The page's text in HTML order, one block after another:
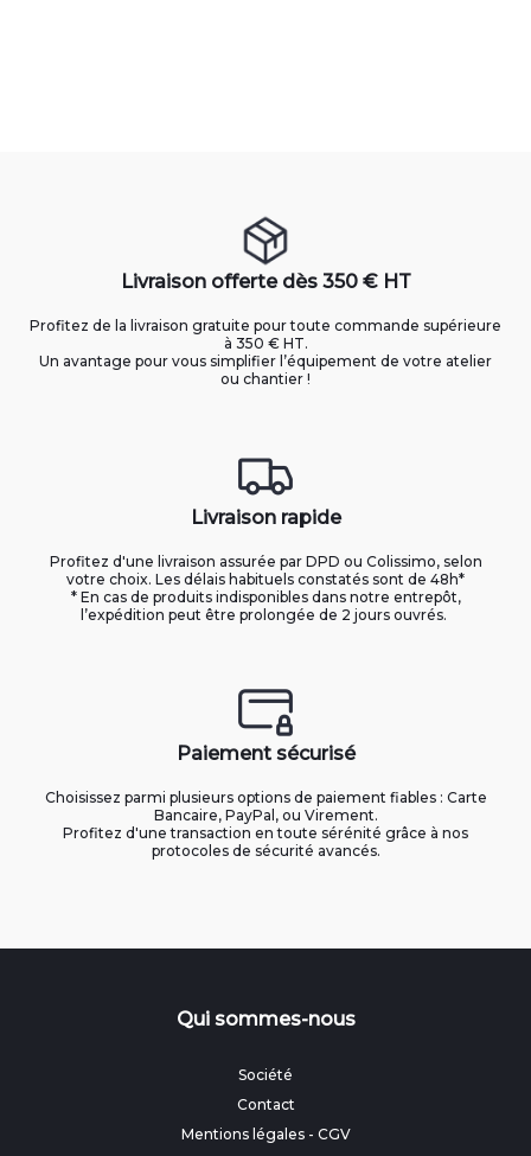
Livraison offerte dès 350 € HT
Profitez de la livraison gratuite pour toute commande supérieure
à 350 € HT.
Un avantage pour vous simplifier l’équipement de votre atelier
ou chantier !
Livraison rapide
Profitez d'une livraison assurée par DPD ou Colissimo, selon
votre choix. Les délais habituels constatés sont de 48h*
* En cas de produits indisponibles dans notre entrepôt,
l’expédition peut être prolongée de 2 jours ouvrés.
Paiement sécurisé
Choisissez parmi plusieurs options de paiement fiables : Carte
Bancaire, PayPal, ou Virement.
Profitez d'une transaction en toute sérénité grâce à nos
protocoles de sécurité avancés.
Qui sommes-nous
Société
Contact
Mentions légales- CGV